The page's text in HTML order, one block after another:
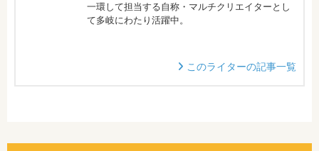
一環して担当する自称・マルチクリエイターとし
て多岐にわたり活躍中。
このライターの記事一覧